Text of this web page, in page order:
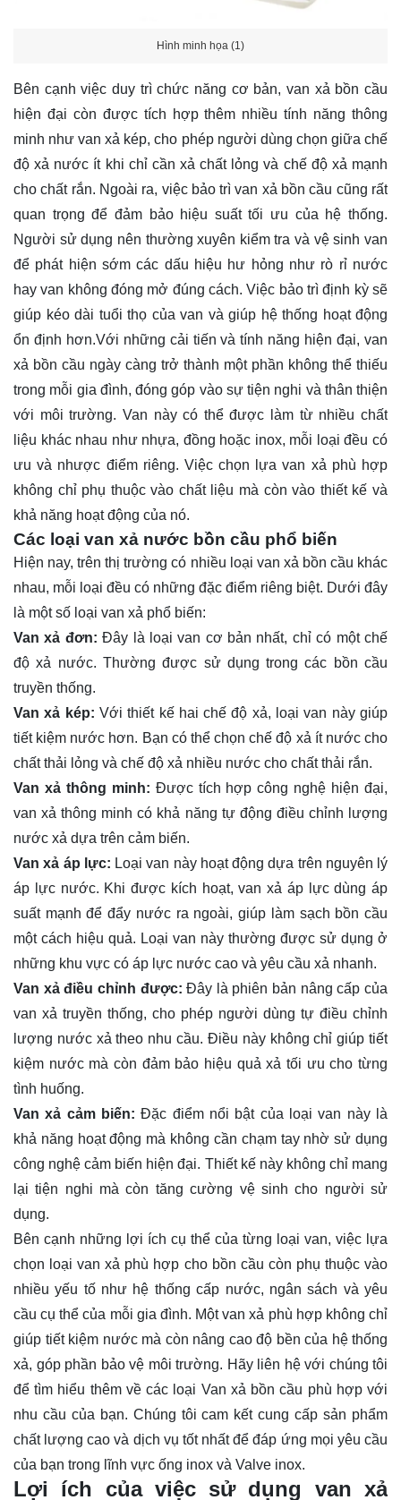
Hình minh họa (1)
Bên cạnh việc duy trì chức năng cơ bản, van xả bồn cầu
hiện đại còn được tích hợp thêm nhiều tính năng thông
minh như van xả kép, cho phép người dùng chọn giữa chế
độ xả nước ít khi chỉ cần xả chất lỏng và chế độ xả mạnh
cho chất rắn. Ngoài ra, việc bảo trì van xả bồn cầu cũng rất
quan trọng để đảm bảo hiệu suất tối ưu của hệ thống.
Người sử dụng nên thường xuyên kiểm tra và vệ sinh van
để phát hiện sớm các dấu hiệu hư hỏng như rò rỉ nước
hay van không đóng mở đúng cách. Việc bảo trì định kỳ sẽ
giúp kéo dài tuổi thọ của van và giúp hệ thống hoạt động
ổn định hơn.Với những cải tiến và tính năng hiện đại, van
xả bồn cầu ngày càng trở thành một phần không thể thiếu
trong mỗi gia đình, đóng góp vào sự tiện nghi và thân thiện
với môi trường. Van này có thể được làm từ nhiều chất
liệu khác nhau như nhựa, đồng hoặc inox, mỗi loại đều có
ưu và nhược điểm riêng. Việc chọn lựa van xả phù hợp
không chỉ phụ thuộc vào chất liệu mà còn vào thiết kế và
khả năng hoạt động của nó.
Các loại van xả nước bồn cầu phổ biến
Hiện nay, trên thị trường có nhiều loại van xả bồn cầu khác
nhau, mỗi loại đều có những đặc điểm riêng biệt. Dưới đây
là một số loại van xả phổ biến:
Van xả đơn: Đây là loại van cơ bản nhất, chỉ có một chế
độ xả nước. Thường được sử dụng trong các bồn cầu
truyền thống.
Van xả kép: Với thiết kế hai chế độ xả, loại van này giúp
tiết kiệm nước hơn. Bạn có thể chọn chế độ xả ít nước cho
chất thải lỏng và chế độ xả nhiều nước cho chất thải rắn.
Van xả thông minh: Được tích hợp công nghệ hiện đại,
van xả thông minh có khả năng tự động điều chỉnh lượng
nước xả dựa trên cảm biến.
Van xả áp lực: Loại van này hoạt động dựa trên nguyên lý
áp lực nước. Khi được kích hoạt, van xả áp lực dùng áp
suất mạnh để đẩy nước ra ngoài, giúp làm sạch bồn cầu
một cách hiệu quả. Loại van này thường được sử dụng ở
những khu vực có áp lực nước cao và yêu cầu xả nhanh.
Van xả điều chỉnh được: Đây là phiên bản nâng cấp của
van xả truyền thống, cho phép người dùng tự điều chỉnh
lượng nước xả theo nhu cầu. Điều này không chỉ giúp tiết
kiệm nước mà còn đảm bảo hiệu quả xả tối ưu cho từng
tình huống.
Van xả cảm biến:Đặc điểm nổi bật của loại van này là
khả năng hoạt động mà không cần chạm tay nhờ sử dụng
công nghệ cảm biến hiện đại. Thiết kế này không chỉ mang
lại tiện nghi mà còn tăng cường vệ sinh cho người sử
dụng.
Bên cạnh những lợi ích cụ thể của từng loại van, việc lựa
chọn loại van xả phù hợp cho bồn cầu còn phụ thuộc vào
nhiều yếu tố như hệ thống cấp nước, ngân sách và yêu
cầu cụ thể của mỗi gia đình. Một van xả phù hợp không chỉ
giúp tiết kiệm nước mà còn nâng cao độ bền của hệ thống
xả, góp phần bảo vệ môi trường. Hãy liên hệvới chúng tôi
để tìm hiểu thêm về các loại Van xả bồn cầu phù hợp với
nhu cầu của bạn. Chúng tôi cam kết cung cấp sản phẩm
chất lượng cao và dịch vụ tốt nhất để đáp ứng mọi yêu cầu
của bạn trong lĩnh vực ống inox và Valve inox.
Lợi ích của việc sử dụng van xả